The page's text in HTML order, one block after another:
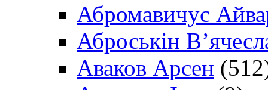
Абромавичус
Аброськін
Аваков Арсен